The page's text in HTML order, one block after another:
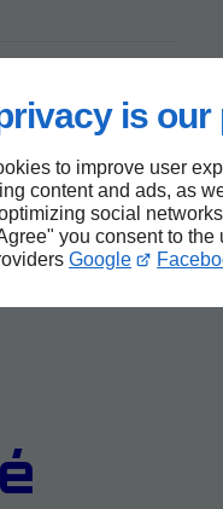
is
to improve user
content and ads, as
social
you consent to the
Google